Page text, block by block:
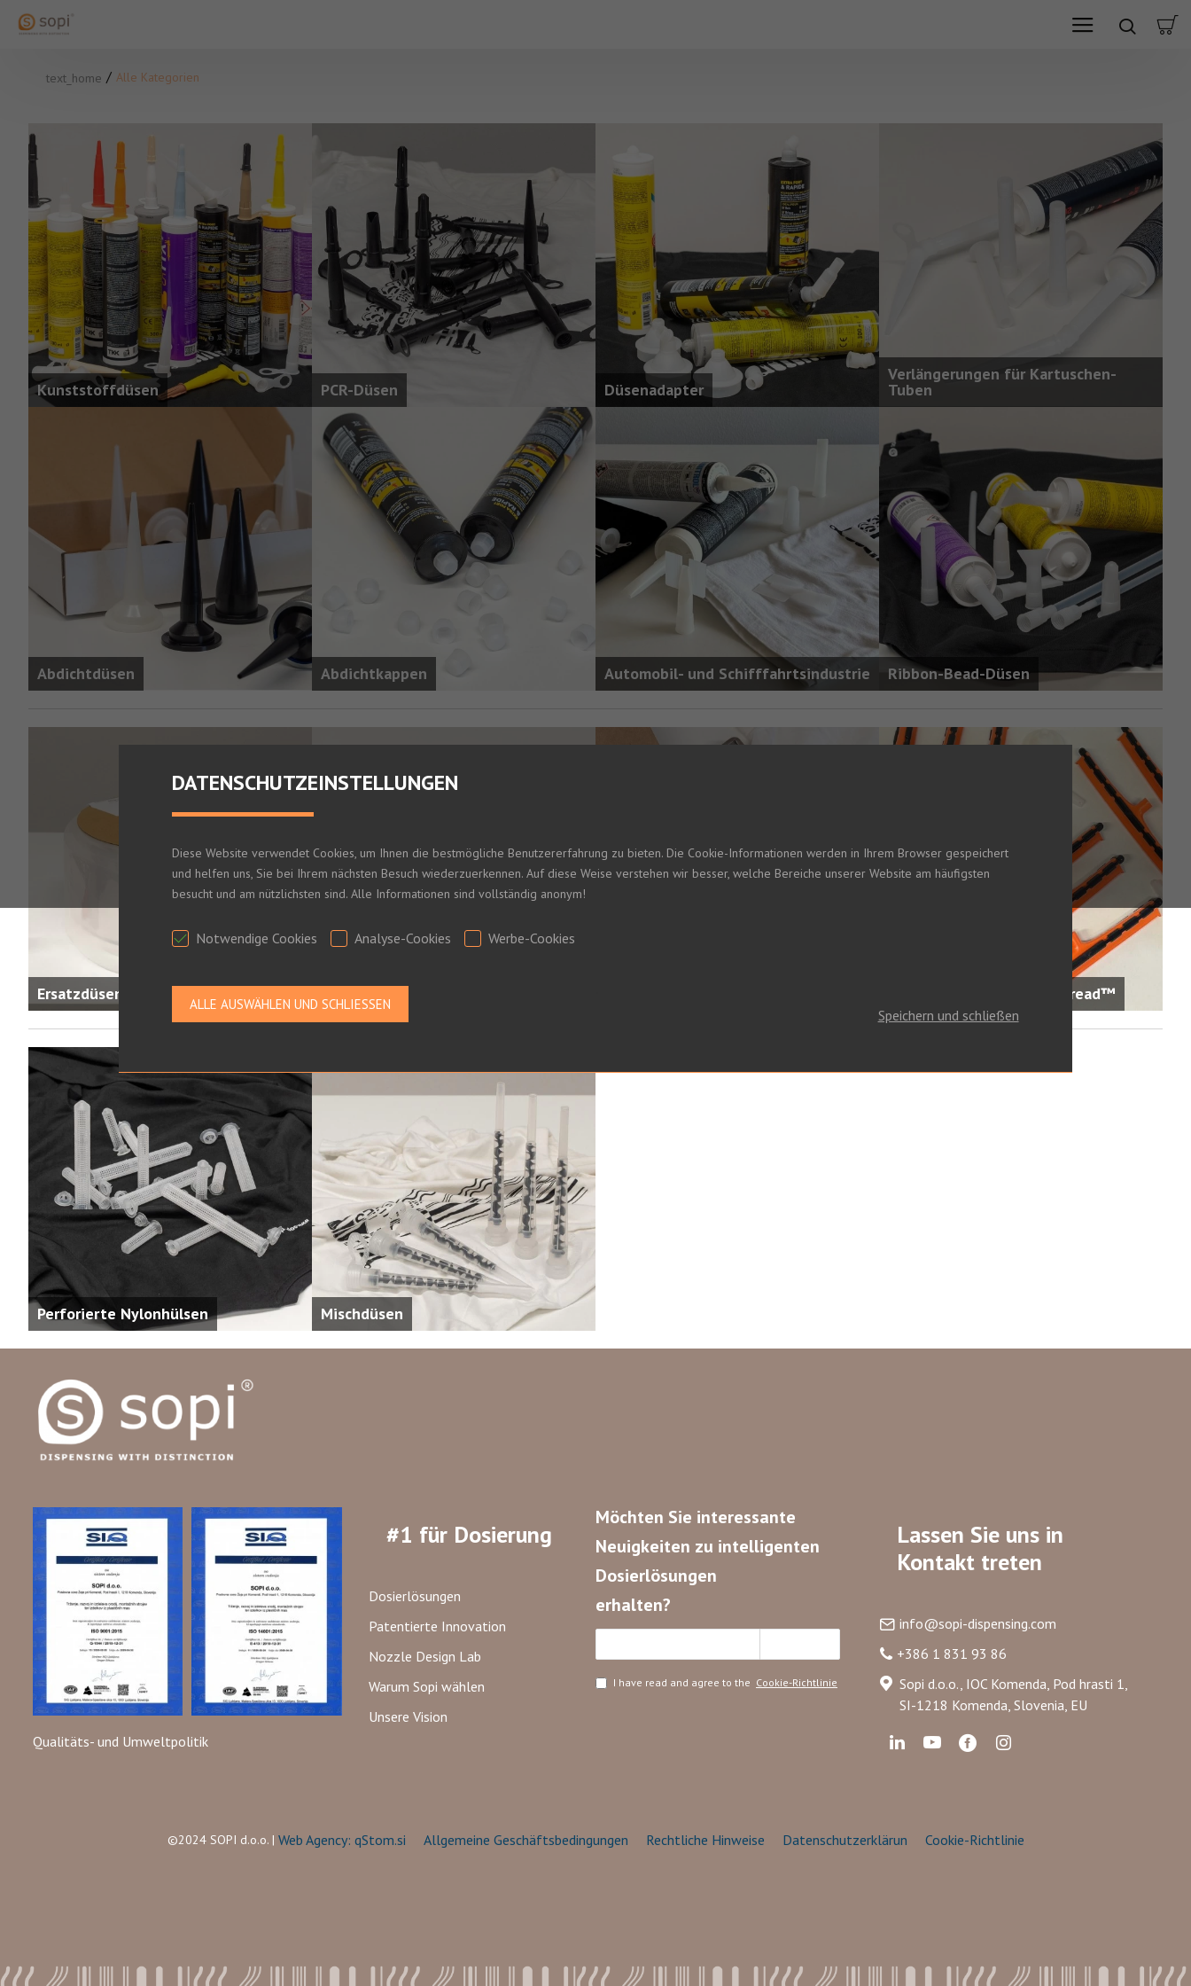
text_home Alle Kategorien
Kunststoffdüsen PCR-Düsen Düsenadapter
Verlängerungen für Kartuschen-
Tuben
Abdichtdüsen Abdichtkappen Automobil- und Schifffahrtsindustrie Ribbon-Bead-Düsen
Ersatzdüsen Adhäsiv-Spreizer Flip’n’Spread™
Perforierte Nylonhülsen Mischdüsen
Qualitäts- und Umweltpolitik
#1 für Dosierung
Dosierlösungen
Patentierte Innovation
Nozzle Design Lab
Warum Sopi wählen
Unsere Vision
Möchten Sie interessante
Neuigkeiten zu intelligenten
Dosierlösungen
erhalten?
I have read and agree to the Cookie-Richtlinie
Lassen Sie uns in
Kontakt treten
info@sopi-dispensing.com
+386 1 831 93 86
Sopi d.o.o., IOC Komenda, Pod hrasti 1,
SI-1218 Komenda, Slovenia, EU
©2024 SOPI d.o.o. | Web Agency: qStom.si Allgemeine Geschäftsbedingungen Rechtliche Hinweise Datenschutzerklärun Cookie-Richtlinie
DATENSCHUTZEINSTELLUNGEN
Diese Website verwendet Cookies, um Ihnen die bestmögliche Benutzererfahrung zu bieten. Die Cookie-Informationen werden in Ihrem Browser gespeichert
und helfen uns, Sie bei Ihrem nächsten Besuch wiederzuerkennen. Auf diese Weise verstehen wir besser, welche Bereiche unserer Website am häufigsten
besucht und am nützlichsten sind. Alle Informationen sind vollständig anonym!
Notwendige Cookies Analyse-Cookies Werbe-Cookies
Speichern und schließen